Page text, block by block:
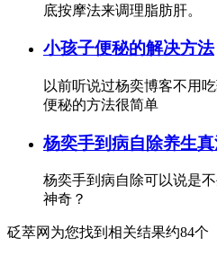
底按摩法来调理脂肪肝。
小孩子便秘的解决方法
以前听说过杨奕博客不用
便秘的方法很简单
杨奕手到病自除养生
杨奕手到病自除可以说是
神奇？
砭萃网为您找到相关结果约84个